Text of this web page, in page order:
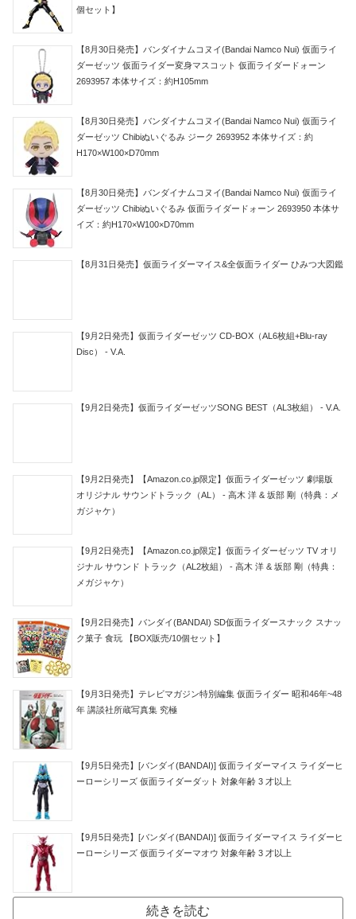
個セット】
【8月30日発売】バンダイナムコヌイ(Bandai Namco Nui) 仮面ライ
ダーゼッツ 仮面ライダー変身マスコット 仮面ライダードォーン
2693957 本体サイズ：約H105mm
【8月30日発売】バンダイナムコヌイ(Bandai Namco Nui) 仮面ライ
ダーゼッツ Chibiぬいぐるみ ジーク 2693952 本体サイズ：約
H170×W100×D70mm
【8月30日発売】バンダイナムコヌイ(Bandai Namco Nui) 仮面ライ
ダーゼッツ Chibiぬいぐるみ 仮面ライダードォーン 2693950 本体サ
イズ：約H170×W100×D70mm
【8月31日発売】仮面ライダーマイス&全仮面ライダー ひみつ大図鑑
【9月2日発売】仮面ライダーゼッツ CD-BOX（AL6枚組+Blu-ray
Disc） - V.A.
【9月2日発売】仮面ライダーゼッツSONG BEST（AL3枚組） - V.A.
【9月2日発売】【Amazon.co.jp限定】仮面ライダーゼッツ 劇場版
オリジナル サウンドトラック（AL） - 高木 洋 & 坂部 剛（特典：メ
ガジャケ）
【9月2日発売】【Amazon.co.jp限定】仮面ライダーゼッツ TV オリ
ジナル サウンド トラック（AL2枚組） - 高木 洋 & 坂部 剛（特典：
メガジャケ）
【9月2日発売】バンダイ(BANDAI) SD仮面ライダースナック スナッ
ク菓子 食玩 【BOX販売/10個セット】
【9月3日発売】テレビマガジン特別編集 仮面ライダー 昭和46年~48
年 講談社所蔵写真集 究極
【9月5日発売】[バンダイ(BANDAI)] 仮面ライダーマイス ライダーヒ
ーローシリーズ 仮面ライダーダット 対象年齢 3 才以上
【9月5日発売】[バンダイ(BANDAI)] 仮面ライダーマイス ライダーヒ
ーローシリーズ 仮面ライダーマオウ 対象年齢 3 才以上
続きを読む